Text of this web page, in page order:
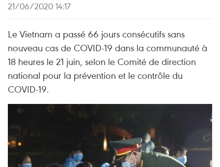
21/06/2020 14:17
Le Vietnam a passé 66 jours consécutifs sans
nouveau cas de COVID-19 dans la communauté à
18 heures le 21 juin, selon le Comité de direction
national pour la prévention et le contrôle du
COVID-19.